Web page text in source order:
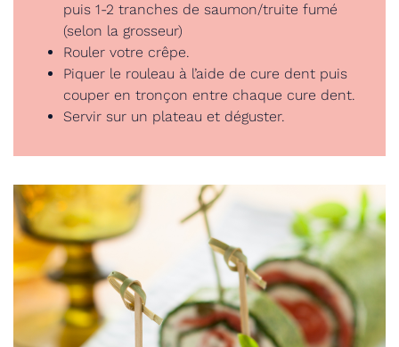
puis 1-2 tranches de saumon/truite fumé
(selon la grosseur)
Rouler votre crêpe.
Piquer le rouleau à l’aide de cure dent puis
couper en tronçon entre chaque cure dent.
Servir sur un plateau et déguster.